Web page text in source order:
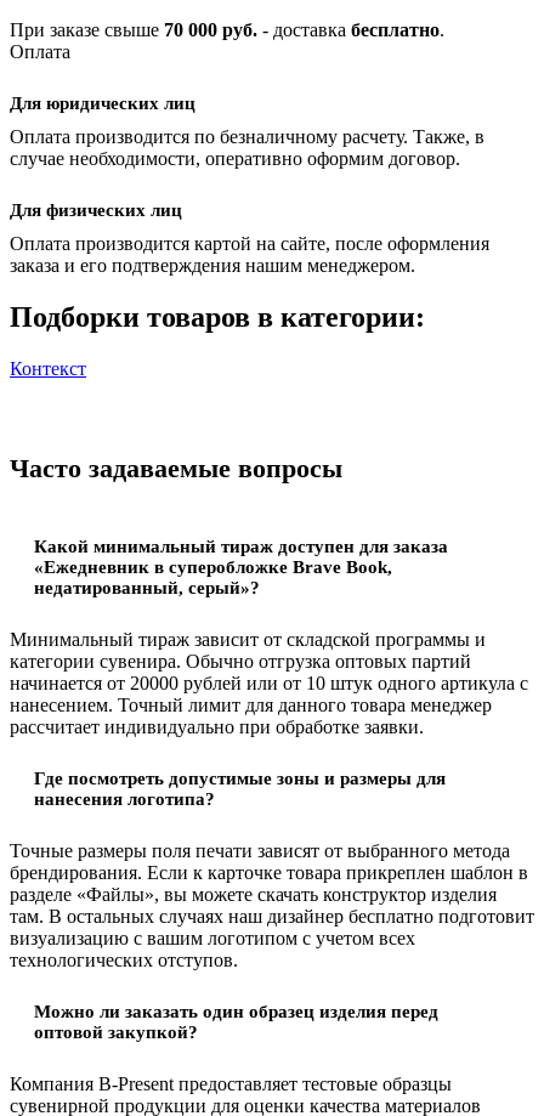
При заказе свыше 70 000 руб. - доставка бесплатно.
Оплата
Для юридических лиц
Оплата производится по безналичному расчету. Также, в
случае необходимости, оперативно оформим договор.
Для физических лиц
Оплата производится картой на сайте, после оформления
заказа и его подтверждения нашим менеджером.
Подборки товаров в категории:
Контекст
Часто задаваемые вопросы
Какой минимальный тираж доступен для заказа
«Ежедневник в суперобложке Brave Book,
недатированный, серый»?
Минимальный тираж зависит от складской программы и
категории сувенира. Обычно отгрузка оптовых партий
начинается от 20000 рублей или от 10 штук одного артикула с
нанесением. Точный лимит для данного товара менеджер
рассчитает индивидуально при обработке заявки.
Где посмотреть допустимые зоны и размеры для
нанесения логотипа?
Точные размеры поля печати зависят от выбранного метода
брендирования. Если к карточке товара прикреплен шаблон в
разделе «Файлы», вы можете скачать конструктор изделия
там. В остальных случаях наш дизайнер бесплатно подготовит
визуализацию с вашим логотипом с учетом всех
технологических отступов.
Можно ли заказать один образец изделия перед
оптовой закупкой?
Компания B-Present предоставляет тестовые образцы
сувенирной продукции для оценки качества материалов